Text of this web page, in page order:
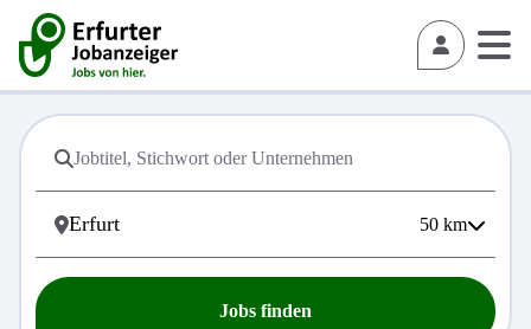
50 km
Jobs finden